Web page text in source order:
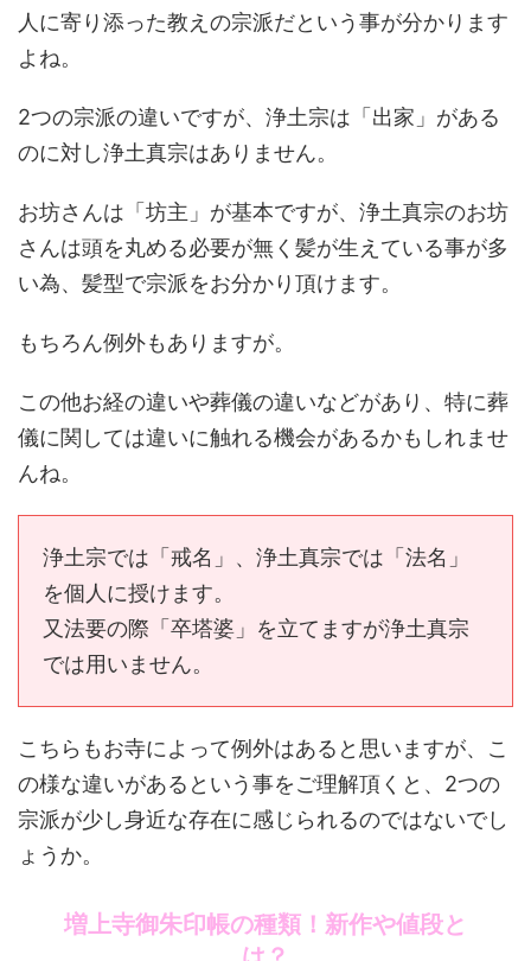
人に寄り添った教えの宗派だという事が分かります
よね。
2つの宗派の違いですが、浄土宗は「出家」がある
のに対し浄土真宗はありません。
お坊さんは「坊主」が基本ですが、浄土真宗のお坊
さんは頭を丸める必要が無く髪が生えている事が多
い為、髪型で宗派をお分かり頂けます。
もちろん例外もありますが。
この他お経の違いや葬儀の違いなどがあり、特に葬
儀に関しては違いに触れる機会があるかもしれませ
んね。
浄土宗では「戒名」、浄土真宗では「法名」
を個人に授けます。
又法要の際「卒塔婆」を立てますが浄土真宗
では用いません。
こちらもお寺によって例外はあると思いますが、こ
の様な違いがあるという事をご理解頂くと、2つの
宗派が少し身近な存在に感じられるのではないでし
ょうか。
増上寺御朱印帳の種類！新作や値段と